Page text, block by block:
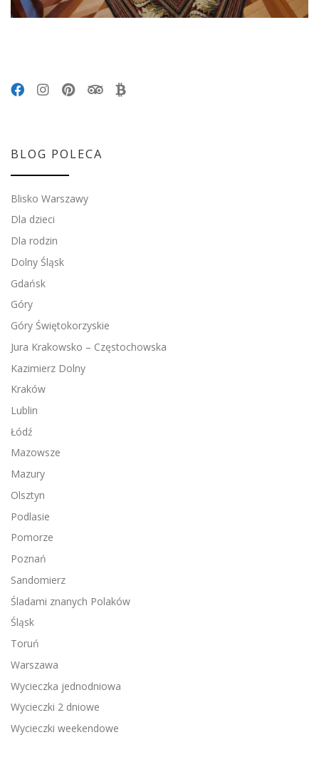
BLOG POLECA
Blisko Warszawy
Dla dzieci
Dla rodzin
Dolny Śląsk
Gdańsk
Góry
Góry Świętokorzyskie
Jura Krakowsko – Częstochowska
Kazimierz Dolny
Kraków
Lublin
Łódź
Mazowsze
Mazury
Olsztyn
Podlasie
Pomorze
Poznań
Sandomierz
Śladami znanych Polaków
Śląsk
Toruń
Warszawa
Wycieczka jednodniowa
Wycieczki 2 dniowe
Wycieczki weekendowe